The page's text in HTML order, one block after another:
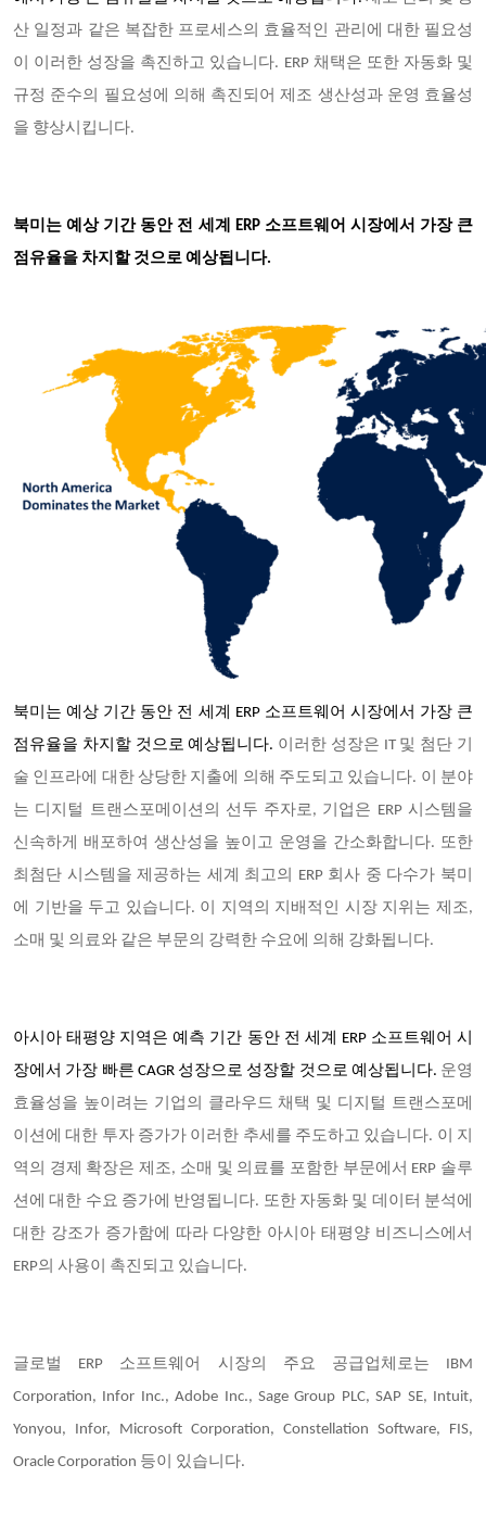
산 일정과 같은 복잡한 프로세스의 효율적인 관리에 대한 필요성
이 이러한 성장을 촉진하고 있습니다. ERP 채택은 또한 자동화 및
규정 준수의 필요성에 의해 촉진되어 제조 생산성과 운영 효율성
을 향상시킵니다.
북미는 예상 기간 동안 전 세계 ERP 소프트웨어 시장에서 가장 큰
점유율을 차지할 것으로 예상됩니다.
북미는 예상 기간 동안 전 세계 ERP 소프트웨어 시장에서 가장 큰
점유율을 차지할 것으로 예상됩니다. 이러한 성장은 IT 및 첨단 기
술 인프라에 대한 상당한 지출에 의해 주도되고 있습니다. 이 분야
는 디지털 트랜스포메이션의 선두 주자로, 기업은 ERP 시스템을
신속하게 배포하여 생산성을 높이고 운영을 간소화합니다. 또한
최첨단 시스템을 제공하는 세계 최고의 ERP 회사 중 다수가 북미
에 기반을 두고 있습니다. 이 지역의 지배적인 시장 지위는 제조,
소매 및 의료와 같은 부문의 강력한 수요에 의해 강화됩니다.
아시아 태평양 지역은 예측 기간 동안 전 세계 ERP 소프트웨어 시
장에서 가장 빠른 CAGR 성장으로 성장할 것으로 예상됩니다. 운영
효율성을 높이려는 기업의 클라우드 채택 및 디지털 트랜스포메
이션에 대한 투자 증가가 이러한 추세를 주도하고 있습니다. 이 지
역의 경제 확장은 제조, 소매 및 의료를 포함한 부문에서 ERP 솔루
션에 대한 수요 증가에 반영됩니다. 또한 자동화 및 데이터 분석에
대한 강조가 증가함에 따라 다양한 아시아 태평양 비즈니스에서
ERP의 사용이 촉진되고 있습니다.
글로벌 ERP 소프트웨어 시장의 주요 공급업체로는 IBM
Corporation, Infor Inc., Adobe Inc., Sage Group PLC, SAP SE, Intuit,
Yonyou, Infor, Microsoft Corporation, Constellation Software, FIS,
Oracle Corporation 등이 있습니다.